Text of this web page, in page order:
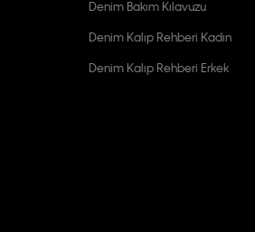
Denim Bakım Kılavuzu
Denim Kalıp Rehberi Kadın
Denim Kalıp Rehberi Erkek